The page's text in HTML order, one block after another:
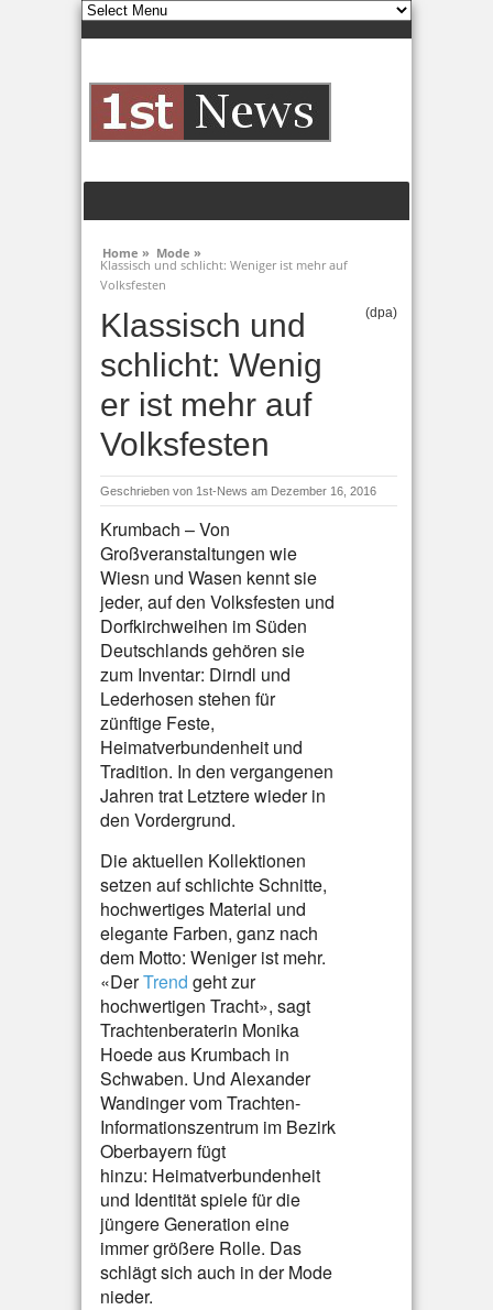
Home » Mode »
Klassisch und schlicht: Weniger ist mehr auf
Volksfesten
Klassisch und
schlicht: Wenig
er ist mehr auf
Volksfesten
(dpa)
Geschrieben von 1st-News am Dezember 16, 2016
Krumbach – Von
Großveranstaltungen wie
Wiesn und Wasen kennt sie
jeder, auf den Volksfesten und
Dorfkirchweihen im Süden
Deutschlands gehören sie
zum Inventar: Dirndl und
Lederhosen stehen für
zünftige Feste,
Heimatverbundenheit und
Tradition. In den vergangenen
Jahren trat Letztere wieder in
den Vordergrund.
Die aktuellen Kollektionen
setzen auf schlichte Schnitte,
hochwertiges Material und
elegante Farben, ganz nach
dem Motto: Weniger ist mehr.
«DerTrend geht zur
hochwertigen Tracht», sagt
Trachtenberaterin Monika
Hoede aus Krumbach in
Schwaben. Und Alexander
Wandinger vom Trachten-
Informationszentrum im Bezirk
Oberbayern fügt
hinzu: Heimatverbundenheit
und Identität spiele für die
jüngere Generation eine
immer größere Rolle. Das
schlägt sich auch in der Mode
nieder.